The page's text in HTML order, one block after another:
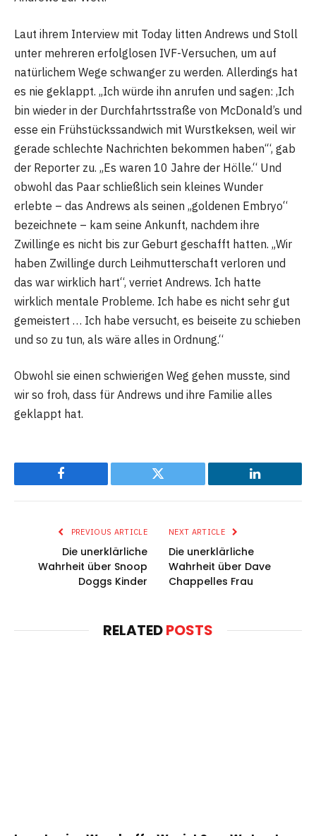
Laut ihrem Interview mit Today litten Andrews und Stoll
unter mehreren erfolglosen IVF-Versuchen, um auf
natürlichem Wege schwanger zu werden. Allerdings hat
es nie geklappt. „Ich würde ihn anrufen und sagen: ‚Ich
bin wieder in der Durchfahrtsstraße von McDonald’s und
esse ein Frühstückssandwich mit Wurstkeksen, weil wir
gerade schlechte Nachrichten bekommen haben‘“, gab
der Reporter zu. „Es waren 10 Jahre der Hölle.“ Und
obwohl das Paar schließlich sein kleines Wunder
erlebte – das Andrews als seinen „goldenen Embryo“
bezeichnete – kam seine Ankunft, nachdem ihre
Zwillinge es nicht bis zur Geburt geschafft hatten. „Wir
haben Zwillinge durch Leihmutterschaft verloren und
das war wirklich hart“, verriet Andrews. Ich hatte
wirklich mentale Probleme. Ich habe es nicht sehr gut
gemeistert … Ich habe versucht, es beiseite zu schieben
und so zu tun, als wäre alles in Ordnung.“
Obwohl sie einen schwierigen Weg gehen musste, sind
wir so froh, dass für Andrews und ihre Familie alles
geklappt hat.
Facebook Twitter LinkedIn
PREVIOUS ARTICLE
Die unerklärliche
Wahrheit über Snoop
Doggs Kinder
NEXT ARTICLE
Die unerklärliche
Wahrheit über Dave
Chappelles Frau
RELATEDPOSTS